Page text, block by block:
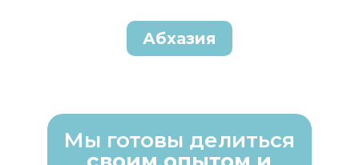
Абхазия
Мы готовы делиться